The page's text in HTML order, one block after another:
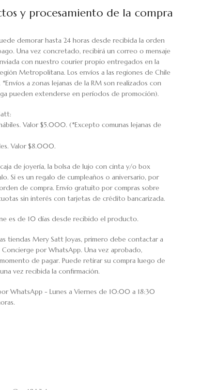
y procesamiento de la compra
demorar hasta 24 horas desde recibida la orden
Una vez concretado, recibirá un correo o mensaje
con nuestro courier propio entregados en la
Metropolitana. Los envíos a las regiones de Chile
a zonas lejanas de la RM son realizados con
pueden extenderse en períodos de promoción).
Valor $5.000. (*Excepto comunas lejanas de
Valor $8.000.
de joyería, la bolsa de lujo con cinta y/o box
Si es un regalo de cumpleaños o aniversario, por
de compra. Envío gratuito por compras sobre
sin interés con tarjetas de crédito bancarizada.
es de 10 días desde recibido el producto.
tiendas Mery Satt Joyas, primero debe contactar a
por WhatsApp. Una vez aprobado,
de pagar. Puede retirar su compra luego de
vez recibida la confirmación.
WhatsApp - Lunes a Viernes de 10:00 a 18:30